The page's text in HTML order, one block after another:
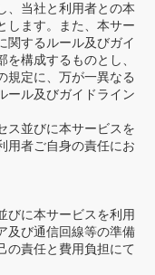
、当社と利用者との本
します。また、本サー
関するルール及びガイ
構成するものとし、
規定に、万が一異なる
ール及びガイドライン
ス並びに本サービスを
用者ご自身の責任にお
びに本サービスを利用
及び通信回線等の準備
の責任と費用負担にて